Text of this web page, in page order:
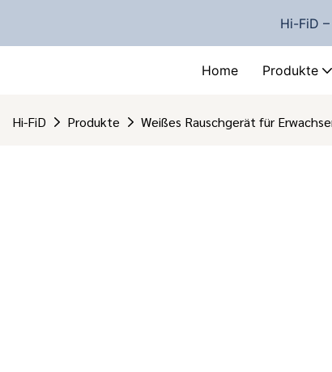
Hi-FiD
Home Produkte
Hi-FiD Produkte Weißes Rauschgerät für